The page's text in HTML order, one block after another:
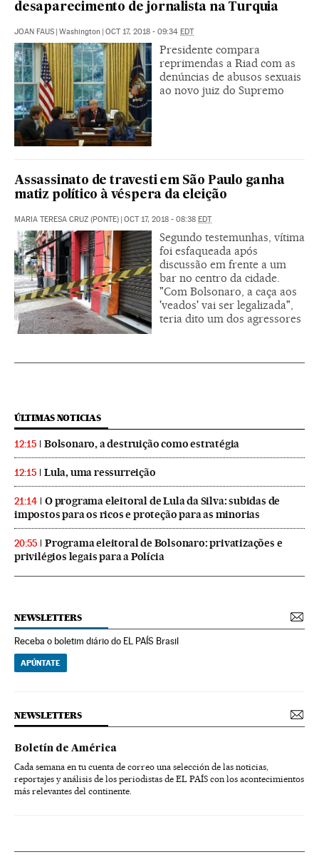
desaparecimento de jornalista na Turquia
JOAN FAUS | Washington | OCT 17, 2018 - 09:34 EDT
Presidente compara
reprimendas a Riad com as
denúncias de abusos sexuais
ao novo juiz do Supremo
Assassinato de travesti em São Paulo ganha
matiz político à véspera da eleição
MARIA TERESA CRUZ (PONTE) | OCT 17, 2018 - 08:38 EDT
Segundo testemunhas, vítima
foi esfaqueada após
discussão em frente a um
bar no centro da cidade.
"Com Bolsonaro, a caça aos
'veados' vai ser legalizada",
teria dito um dos agressores
ÚLTIMAS NOTICIAS
12:15 Bolsonaro, a destruição como estratégia
12:15 Lula, uma ressurreição
21:14
O programa eleitoral de Lula da Silva: subidas de
impostos para os ricos e proteção para as minorias
20:55
Programa eleitoral de Bolsonaro: privatizações e
privilégios legais para a Polícia
NEWSLETTERS
Receba o boletim diário do EL PAÍS Brasil
APÚNTATE
NEWSLETTERS
Boletín de América
Cada semana en tu cuenta de correo una selección de las noticias,
reportajes y análisis de los periodistas de EL PAÍS con los acontecimientos
más relevantes del continente.